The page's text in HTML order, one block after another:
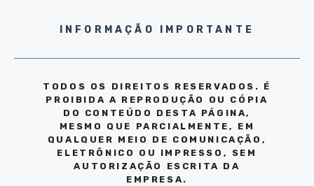
INFORMAÇÃO IMPORTANTE
TODOS OS DIREITOS RESERVADOS. É
PROIBIDA A REPRODUÇÃO OU CÓPIA
DO CONTEÚDO DESTA PÁGINA,
MESMO QUE PARCIALMENTE, EM
QUALQUER MEIO DE COMUNICAÇÃO,
ELETRÔNICO OU IMPRESSO, SEM
AUTORIZAÇÃO ESCRITA DA
EMPRESA.